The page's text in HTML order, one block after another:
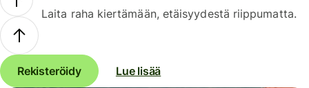
Laita raha kiertämään, etäisyydestä riippumatta.
Rekisteröidy Lue lisää